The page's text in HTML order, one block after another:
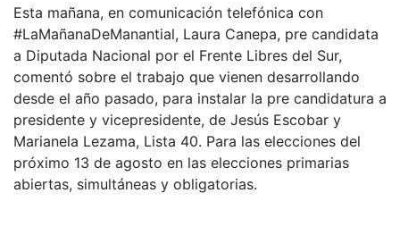
Esta mañana, en comunicación telefónica con
#LaMañanaDeManantial, Laura Canepa, pre candidata
a Diputada Nacional por el Frente Libres del Sur,
comentó sobre el trabajo que vienen desarrollando
desde el año pasado, para instalar la pre candidatura a
presidente y vicepresidente, de Jesús Escobar y
Marianela Lezama, Lista 40. Para las elecciones del
próximo 13 de agosto en las elecciones primarias
abiertas, simultáneas y obligatorias.